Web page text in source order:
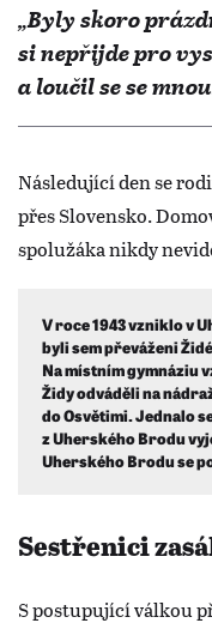
„Byly skoro
si nepřijde pro
a loučil se se
Následující den se
přes Slovensko.
spolužáka nikdy
V roce 1943 vzniklo v
byli sem převáženi
Na místním gymnáziu
Židy odváděli na
do Osvětimi. Jednalo
z Uherského Brodu
Uherského Brodu se
Sestřenici
S postupující válkou